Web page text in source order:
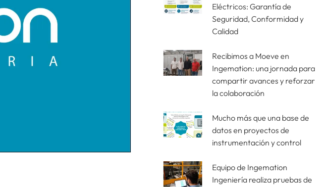
Eléctricos: Garantía de
Seguridad, Conformidad y
Calidad
Recibimos a Moeve en
Ingemation: una jornada para
compartir avances y reforzar
la colaboración
Mucho más que una base de
datos en proyectos de
instrumentación y control
Equipo de Ingemation
Ingeniería realiza pruebas de